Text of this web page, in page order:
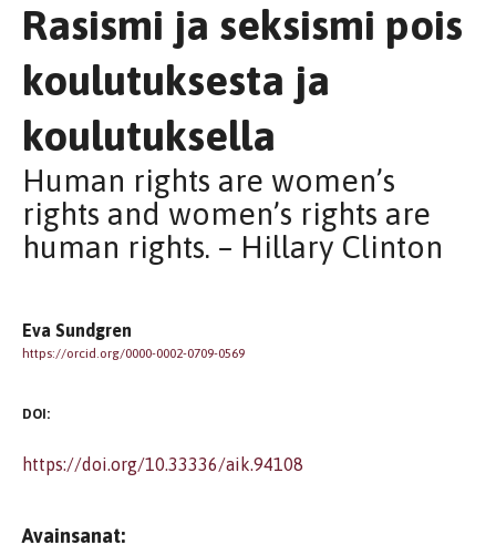
Rasismi ja seksismi pois
koulutuksesta ja
koulutuksella
Human rights are women’s
rights and women’s rights are
human rights. – Hillary Clinton
Eva Sundgren
https://orcid.org/0000-0002-0709-0569
DOI:
https://doi.org/10.33336/aik.94108
Avainsanat: